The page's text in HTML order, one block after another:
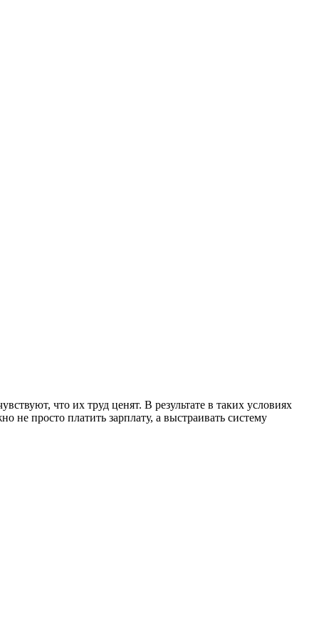
что их труд ценят. В результате в таких условиях
не просто платить зарплату, а выстраивать систему